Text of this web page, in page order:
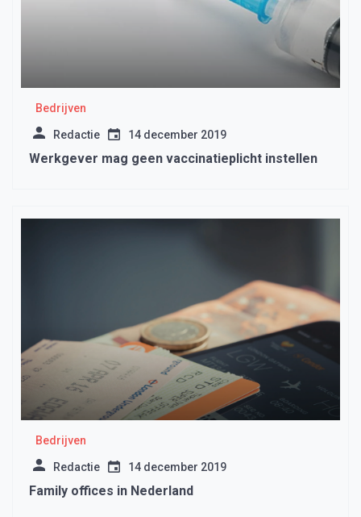
Bedrijven
Redactie 14 december 2019
Werkgever mag geen vaccinatieplicht instellen
Bedrijven
Redactie 14 december 2019
Family offices in Nederland